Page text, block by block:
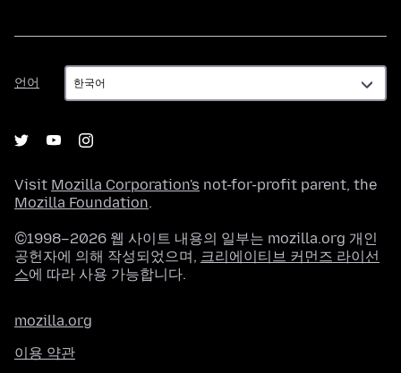
언어
언
어
Visit Mozilla Corporation's not-for-profit parent, the
Mozilla Foundation.
©1998–2026 웹 사이트 내용의 일부는 mozilla.org 개인
공헌자에 의해 작성되었으며, 크리에이티브 커먼즈 라이선
스에 따라 사용 가능합니다.
mozilla.org
이용 약관